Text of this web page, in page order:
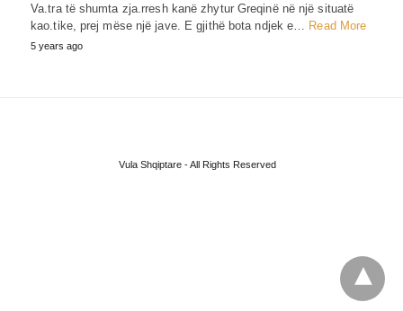
Va.tra të shumta zja.rresh kanë zhytur Greqinë në një situatë
kao.tike, prej mëse një jave. E gjithë bota ndjek e… Read More
5 years ago
Vula Shqiptare - All Rights Reserved